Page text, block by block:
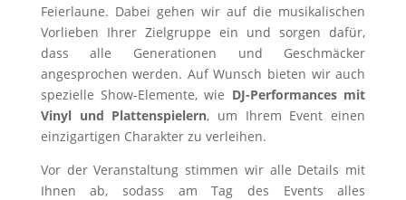
Feierlaune. Dabei gehen wir auf die musikalischen
Vorlieben Ihrer Zielgruppe ein und sorgen dafür,
dass alle Generationen und Geschmäcker
angesprochen werden. Auf Wunsch bieten wir auch
spezielle Show-Elemente, wie DJ-Performances mit
Vinyl und Plattenspielern, um Ihrem Event einen
einzigartigen Charakter zu verleihen.
Vor der Veranstaltung stimmen wir alle Details mit
Ihnen ab, sodass am Tag des Events alles